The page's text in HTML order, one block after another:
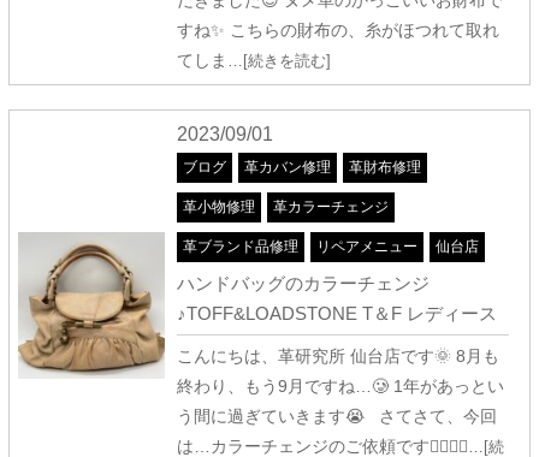
すね✨ こちらの財布の、糸がほつれて取れ
てしま …[続きを読む]
2023/09/01
ブログ 革カバン修理 革財布修理
革小物修理 革カラーチェンジ
革ブランド品修理 リペアメニュー 仙台店
ハンドバッグのカラーチェンジ
♪TOFF&LOADSTONE T＆F レディース
こんにちは、革研究所 仙台店です🌞 8月も
終わり、もう9月ですね…🥲 1年があっとい
う間に過ぎていきます😭 さてさて、今回
は…カラーチェンジのご依頼です👯‍♀️👯‍♀…[続